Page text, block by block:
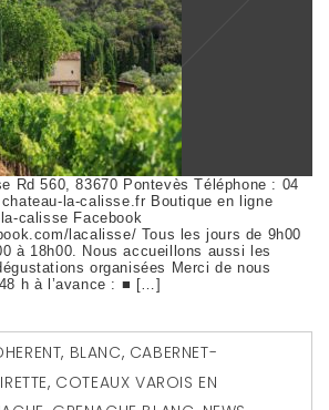
Rd 560, 83670 Pontevès Téléphone : 04
la-calisse.fr Boutique en ligne
calisse Facebook
lacalisse/ Tous les jours de 9h00
à 18h00. Nous accueillons aussi les
organisées Merci de nous
h à l’avance : ■ […]
, BLANC, CABERNET-
, COTEAUX VAROIS EN